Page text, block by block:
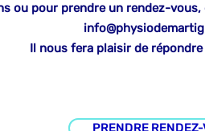
ou pour prendre un rendez-vous,
Il nous fera plaisir de
PRENDRE